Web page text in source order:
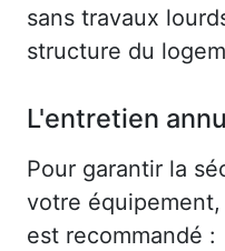
sans travaux
structure du
L'entretien
Pour garantir la
votre
est recommandé :